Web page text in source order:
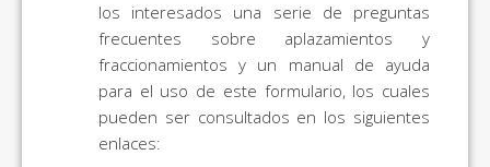
los interesados una serie de preguntas
frecuentes sobre aplazamientos y
fraccionamientos y un manual de ayuda
para el uso de este formulario, los cuales
pueden ser consultados en los siguientes
enlaces: